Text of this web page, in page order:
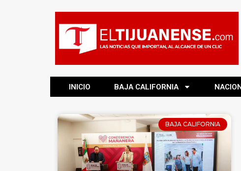
INICIO BAJA CALIFORNIA
BAJA CALIFORNIA